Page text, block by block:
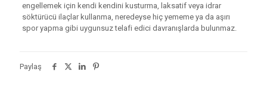
engellemek için kendi kendini kusturma, laksatif veya idrar
söktürücü ilaçlar kullanma, neredeyse hiç yememe ya da aşırı
spor yapma gibi uygunsuz telafi edici davranışlarda bulunmaz.
Paylaş